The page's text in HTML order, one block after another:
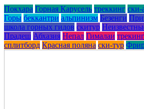
Покхара Горная Карусель треккинг ски-
Горы беккантри альпинизм Безенги
школа горных гидов скитур
Прадеш Абхазия Непал Гималаи трекинг
сплитборд Красная поляна ски-тур